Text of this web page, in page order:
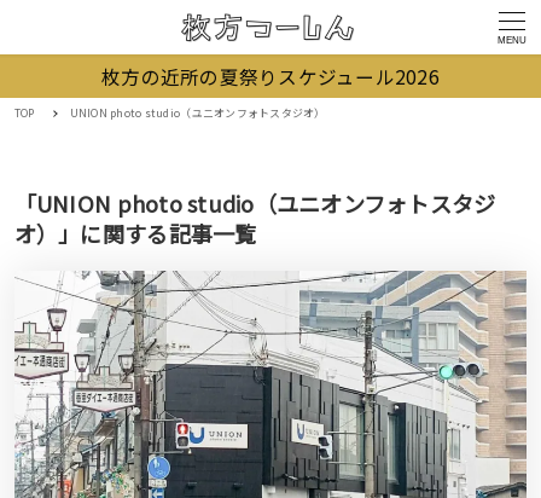
MENU
枚方の近所の夏祭りスケジュール2026
TOP UNION photo studio（ユニオンフォトスタジオ）
「UNION photo studio（ユニオンフォトスタジ
オ）」に関する記事一覧